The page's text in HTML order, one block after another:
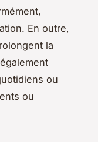
En outre,
la
ou
ou